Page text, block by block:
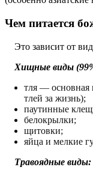
Чем питается
Это зависит от
Хищные виды
тля — основная
тлей за жизнь);
паутинные
белокрылки;
щитовки;
яйца и мелкие
Травоядные виды: